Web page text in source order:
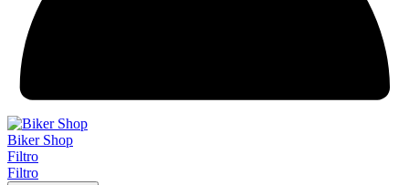
Biker Shop
Filtro
Filtro